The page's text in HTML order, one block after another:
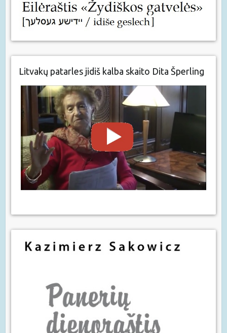
Litvakų patarles jidiš kalba skaito Dita Šperling